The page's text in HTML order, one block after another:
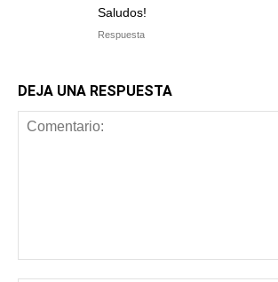
Saludos!
Respuesta
DEJA UNA RESPUESTA